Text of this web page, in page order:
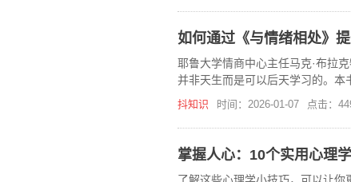
如何通过《与情绪相处》
耶鲁大学情商中心主任马克·布拉
并非天生而是可以后天学习的。本
人际关系。
抖知识 时间：2026-01-07 点击：
掌握人心：10个实用心理